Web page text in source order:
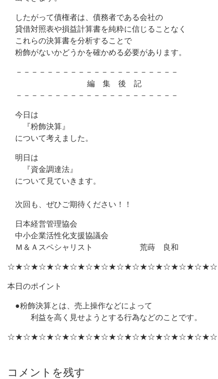
したがって債権者は、債務者である会社の
貸借対照表や損益計算書を純粋に信じることなく
これらの決算書を分析することで
粉飾がないかどうかを確かめる必要があります。
－－－－－－－－－－－－－－－－－－－－－
編 集 後 記
－－－－－－－－－－－－－－－－－－－－－
今日は
『粉飾決算』
について考えました。
明日は
『資金調達法』
について見ていきます。
次回も、ぜひご期待ください！！
日本経営管理協会
中小企業活性化支援協議会
Ｍ＆Ａスペシャリスト 荒蒔 良和
本日のポイント
●粉飾決算とは、売上操作などによって
利益を高く見せようとする行為などのことです。
コメントを残す